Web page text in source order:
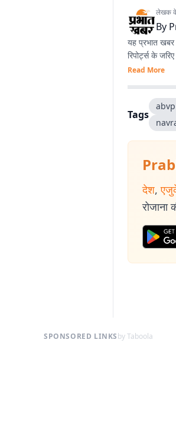
लेखक के
By
यह प्रभात
रिपोर्ट्स के
Read More
Tags
देश,
रोजाना
SPONSORED LINKSby Taboola